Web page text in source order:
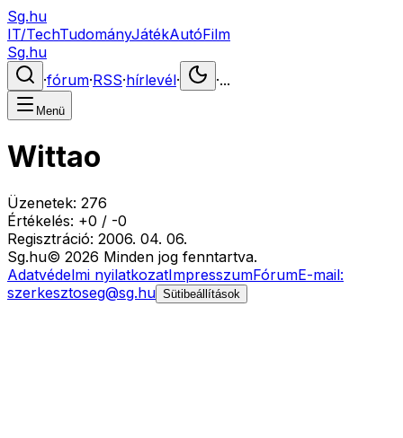
Sg.hu
IT/TechTudományJátékAutóFilm
Sg.hu
·fórum·RSS·hírlevél· ·...
Menü
Wittao
Üzenetek: 276
Értékelés: +0 / -0
Regisztráció: 2006. 04. 06.
Sg.hu© 2026 Minden jog fenntartva.
Adatvédelmi nyilatkozatImpresszumFórumE-mail:
szerkesztoseg@sg.hu Sütibeállítások